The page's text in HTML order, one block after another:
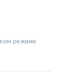
режиме